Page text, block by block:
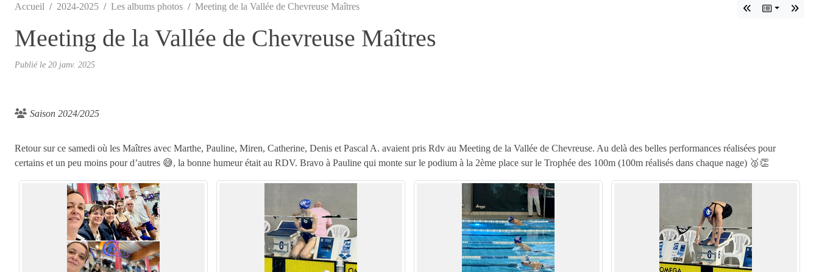
Accueil 2024-2025 Les albums photos Meeting de la Vallée de Chevreuse Maîtres
Meeting de la Vallée de Chevreuse Maîtres
Publié le 20 janv. 2025
Saison 2024/2025
Retour sur ce samedi où les Maîtres avec Marthe, Pauline, Miren, Catherine, Denis et Pascal A. avaient pris Rdv au Meeting de la Vallée de Chevreuse. Au delà des belles performances réalisées pour
certains et un peu moins pour d’autres 😅, la bonne humeur était au RDV. Bravo à Pauline qui monte sur le podium à la 2ème place sur le Trophée des 100m (100m réalisés dans chaque nage) 🥈👏